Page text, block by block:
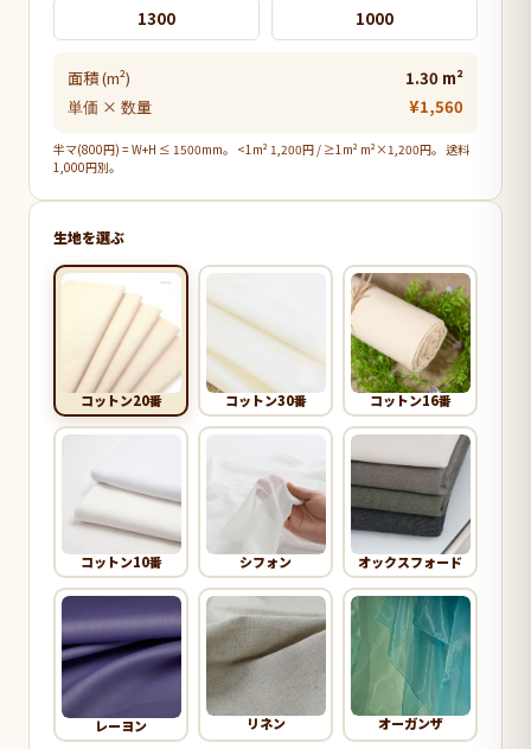
面積 (m²)
1.30 m²
単価 × 数量
¥1,560
半マ(800円) = W+H ≤ 1500mm。 <1m² 1,200円 / ≥1m² m²×1,200円。 送料
1,000円別。
生地を選ぶ
コットン20番 コットン30番 コットン16番
コットン10番 シフォン オックスフォード
レーヨン リネン オーガンザ